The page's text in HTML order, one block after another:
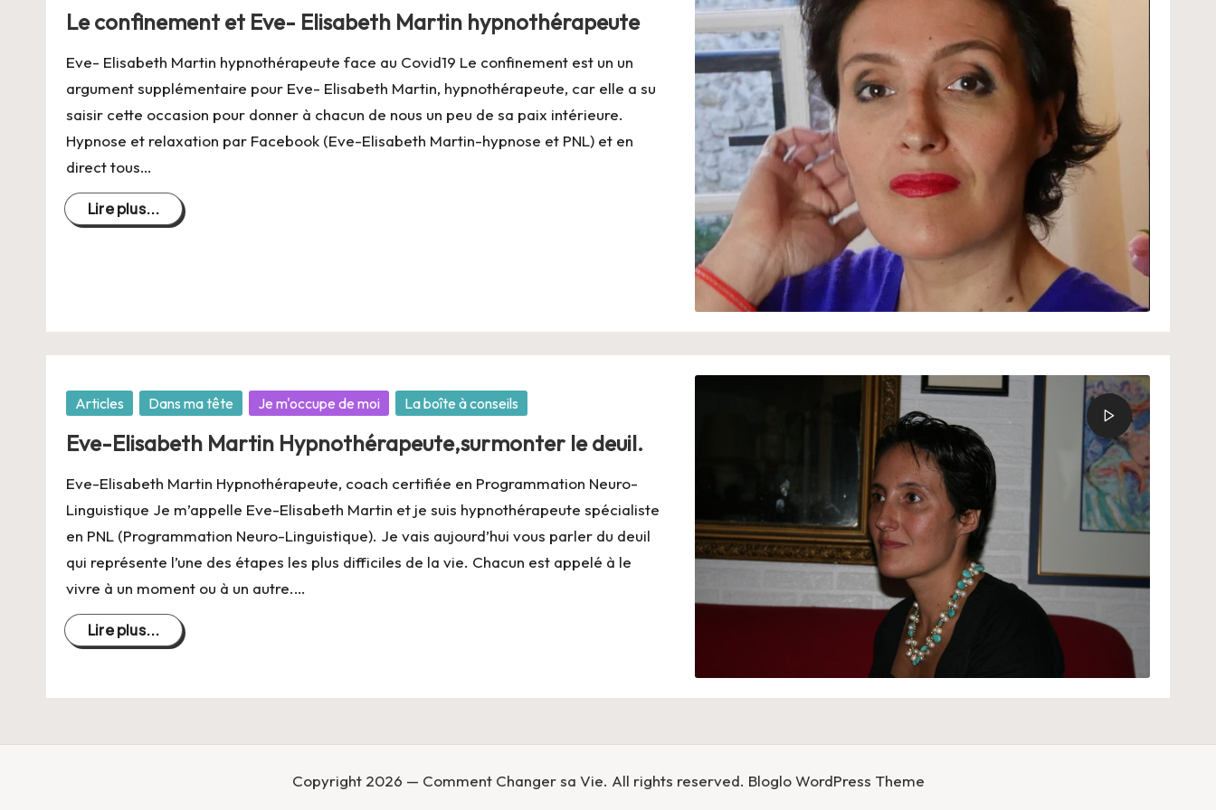
C
h
a
n
g
e
a
V
ie
Le confinement et Eve- Elisabeth Martin hypnothérapeute
Eve- Elisabeth Martin hypnothérapeute face au Covid19 Le confinement est un un
argument supplémentaire pour Eve- Elisabeth Martin, hypnothérapeute, car elle a su
saisir cette occasion pour donner à chacun de nous un peu de sa paix intérieure.
Hypnose et relaxation par Facebook (Eve-Elisabeth Martin-hypnose et PNL) et en
direct tous…
Lire plus...
Posté
Articles Dans ma tête Je m'occupe de moi La boîte à conseils
Eve-Elisabeth Martin Hypnothérapeute,surmonter le deuil.
Eve-Elisabeth Martin Hypnothérapeute, coach certifiée en Programmation Neuro-
Linguistique Je m’appelle Eve-Elisabeth Martin et je suis hypnothérapeute spécialiste
en PNL (Programmation Neuro-Linguistique). Je vais aujourd’hui vous parler du deuil
qui représente l’une des étapes les plus difficiles de la vie. Chacun est appelé à le
vivre à un moment ou à un autre.…
Lire plus...
Copyright 2026 — Comment Changer sa Vie. All rights reserved. Bloglo WordPress Theme